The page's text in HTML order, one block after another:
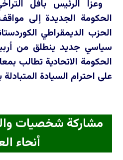
وعزا الرئيس بافل
الحكومة الجديدة إلى
الحزب الديمقراطي
سياسي جديد ينطلق من
الحكومة الاتحادية تطالب
على احترام السيادة المتبادلة
مشاركة شخصيات
أنحاء